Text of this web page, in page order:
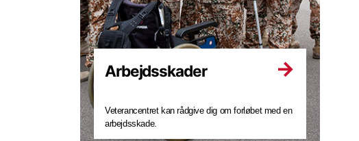
Arbejdsskader
Veterancentret kan rådgive dig om forløbet med en
arbejdsskade.